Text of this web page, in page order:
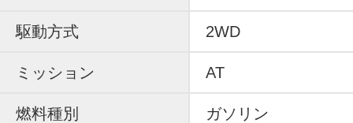
駆動方式 2WD
ミッション AT
燃料種別 ガソリン